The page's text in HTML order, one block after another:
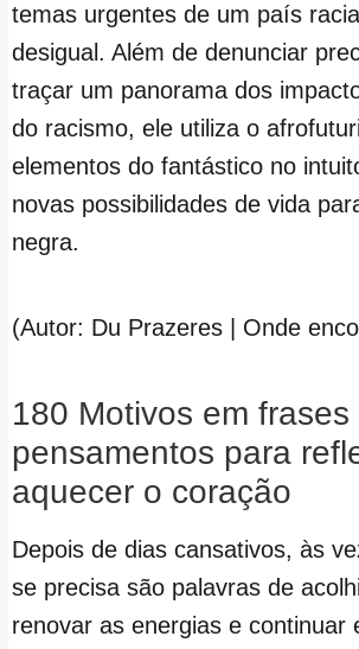
temas urgentes de um país
desigual. Além de denunciar
traçar um panorama dos
do racismo, ele utiliza o
elementos do fantástico no
novas possibilidades de vida
negra.
(Autor: Du Prazeres | Onde
180 Motivos em frases
pensamentos para
aquecer o coração
Depois de dias cansativos, às
se precisa são palavras de
renovar as energias e continuar